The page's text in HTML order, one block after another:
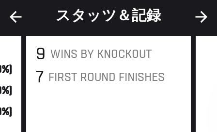
スタッツ＆記録
9 WINS BY KNOCKOUT
7 FIRST ROUND FINISHES